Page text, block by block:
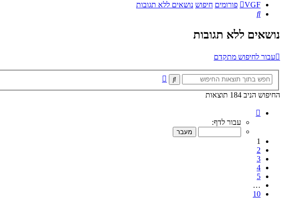
VGF פורומים חיפוש נושאים ללא תגובות
חיפוש
נושאים ללא תגובות
עבור לחיפוש מתקדם
חיפוש
החיפוש הניב 184 תוצאות
מתוך
עבור לדף:
1
2
3
4
5
…
10